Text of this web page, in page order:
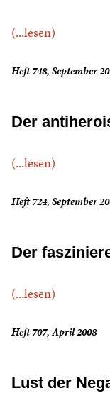
(...lesen)
Heft 748, September
Der
(...lesen)
Heft 724, September
Der
(...lesen)
Heft 707, April 2008
Lust der